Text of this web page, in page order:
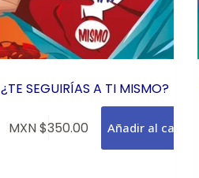
¿TE SEGUIRÍAS A TI MISMO?
MXN $350.00 Añadir al carrito